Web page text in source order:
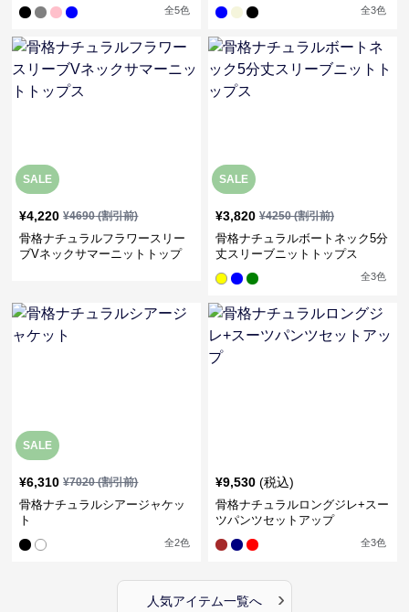
全5色 全3色
SALE
¥4,220 ¥4690(割引前)
骨格ナチュラルフラワースリー
ブVネックサマーニットトップ
SALE
¥3,820 ¥4250(割引前)
骨格ナチュラルボートネック5分
丈スリーブニットトップス
全3色
SALE
¥6,310 ¥7020(割引前)
骨格ナチュラルシアージャケッ
ト
全2色
¥9,530 (税込)
骨格ナチュラルロングジレ+スー
ツパンツセットアップ
全3色
人気アイテム一覧へ ›